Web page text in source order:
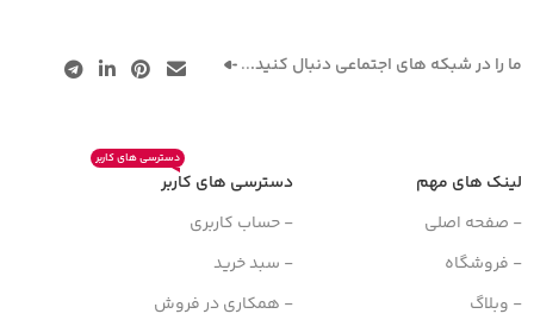
ما را در شبکه های اجتماعی دنبال کنید...
لینک های مهم
- صفحه اصلی
- فروشگاه
- وبلاگ
دسترسی های کاربر
دسترسی های کاربر
- حساب کاربری
- سبد خرید
- همکاری در فروش